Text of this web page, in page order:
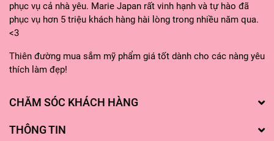
dụng 2-4 lần mỗi tuần.
Bước 2: Dùng tinh chất dưỡng trắng wakilala
lòng bàn tay, xoa đều vùng nách cho tinh chất
- Bảo quản nơi thoáng mát
phục vụ cả nhà yêu. Marie Japan rất vinh hạnh và tự hào đã
phục vụ hơn 5 triệu khách hàng hài lòng trong nhiều năm qua.
<3
Thiên đường mua sắm mỹ phẩm giá tốt dành cho các nàng yêu
thích làm đẹp!
CHĂM SÓC KHÁCH HÀNG
THÔNG TIN